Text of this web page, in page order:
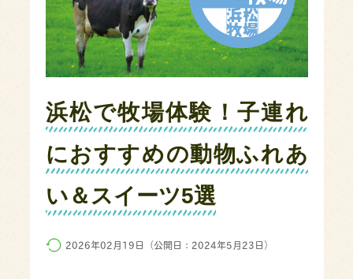
浜松で牧場体験！子連れ
におすすめの動物ふれあ
い＆スイーツ5選
2026年02月19日（公開日：2024年5月23日）